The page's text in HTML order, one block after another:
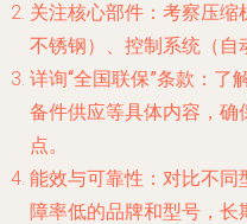
关注核心部件 ：考察压
不锈钢）、控制系统（自
详询“全国联保”条款 ：了
备件供应等具体内容，
点。
能效与可靠性 ：对比不
障率低的品牌和型号，长